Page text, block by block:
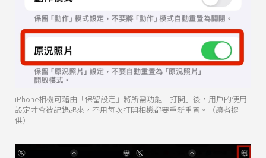
iPhone相機可藉由「保留設定」將所需功能「打開」後，用戶的使用
設定才會被記錄起來，不用每次打開相機都要重新重置。（讀者提
供）